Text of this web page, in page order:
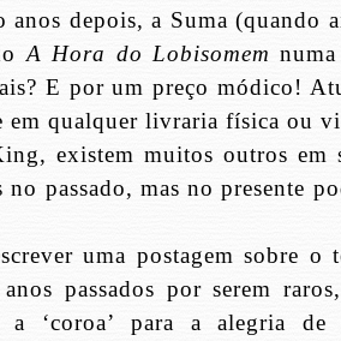
depois, a Suma (quando
A Hora do Lobisomem
E por um preço módico!
em qualquer livraria física ou
existem muitos outros em
passado, mas no presente
uma postagem sobre o
passados por serem
a ‘coroa’ para a alegria